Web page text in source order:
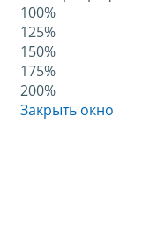
100%
125%
150%
175%
200%
Закрыть окно